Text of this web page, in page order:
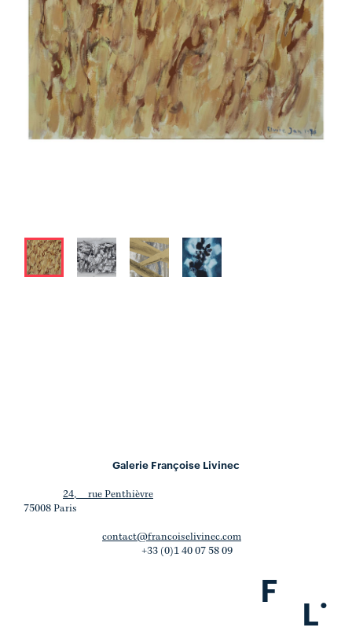
Galerie Françoise Livinec
24, rue Penthièvre
75008 Paris
contact@francoiselivinec.com
+33 (0)1 40 07 58 09
F
L.